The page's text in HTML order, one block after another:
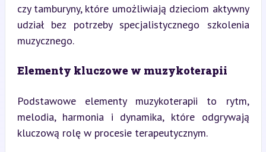
czy tamburyny, które umożliwiają dzieciom aktywny
udział bez potrzeby specjalistycznego szkolenia
muzycznego.
Elementy kluczowe w muzykoterapii
Podstawowe elementy muzykoterapii to rytm,
melodia, harmonia i dynamika, które odgrywają
kluczową rolę w procesie terapeutycznym.